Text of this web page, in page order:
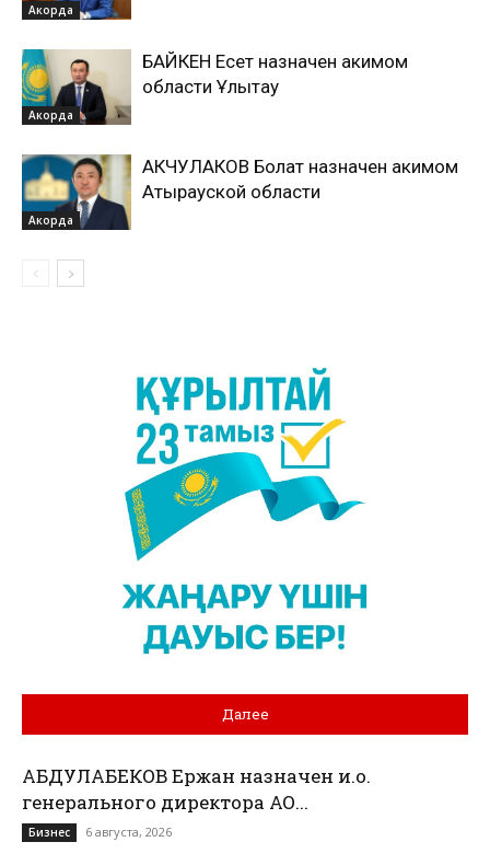
Акорда
Акорда
БАЙКЕН Есет назначен акимом
области Ұлытау
Акорда
АКЧУЛАКОВ Болат назначен акимом
Атырауской области
Далее
АБДУЛАБЕКОВ Ержан назначен и.о.
генерального директора АО...
Бизнес 6 августа, 2026